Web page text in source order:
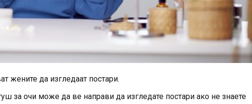
жените да изгледаат постари.
за очи може да ве направи да изгледате постари ако не знаете